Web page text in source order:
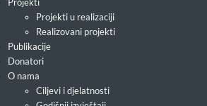
Projekti u realizaciji
Realizovani projekti
Publikacije
Donatori
O nama
Ciljevi i djelatnosti